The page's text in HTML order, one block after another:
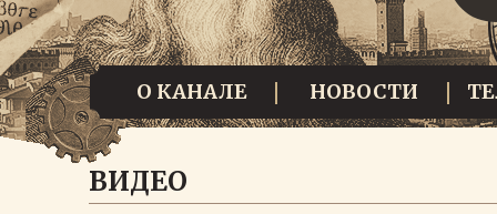
О КАНАЛЕ НОВОСТИ
ВИДЕО